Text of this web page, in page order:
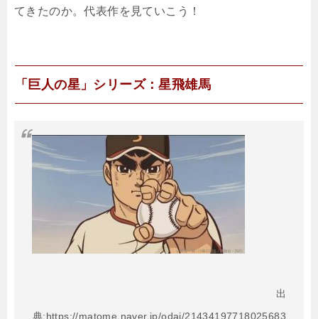
てきたのか。代表作を見ていこう！
「巨人の星」シリーズ：星飛雄馬
出
典:https://matome.naver.jp/odai/21434197718025683